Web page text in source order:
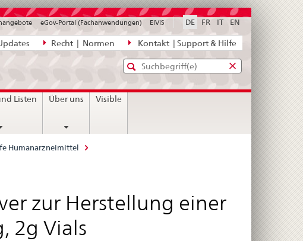
Recht | Normen Kontakt | Support & Hilfe
DE FR IT EN
eGov-Portal (Fachanwendungen) ElViS
Standard-
Suche
Eingabefenster
diefür
Listen Über uns Visible
Humanarzneimittel
zur Herstellung einer
2g Vials